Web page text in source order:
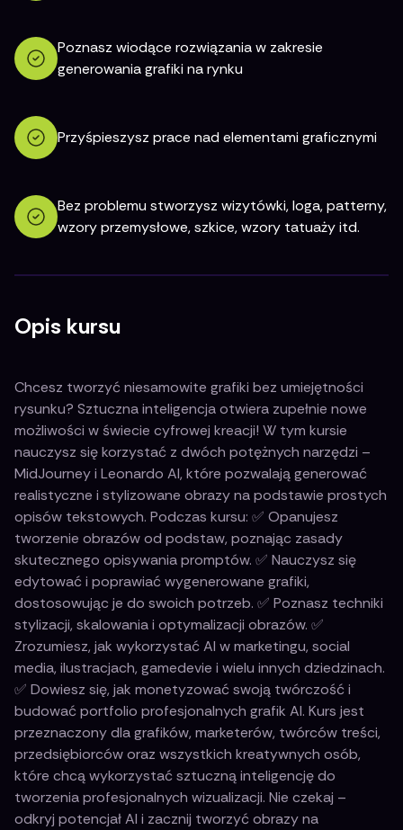
Poznasz wiodące rozwiązania w zakresie
generowania grafiki na rynku
Przyśpieszysz prace nad elementami graficznymi
Bez problemu stworzysz wizytówki, loga, patterny,
wzory przemysłowe, szkice, wzory tatuaży itd.
Opis kursu
Chcesz tworzyć niesamowite grafiki bez umiejętności
rysunku? Sztuczna inteligencja otwiera zupełnie nowe
możliwości w świecie cyfrowej kreacji! W tym kursie
nauczysz się korzystać z dwóch potężnych narzędzi –
MidJourney i Leonardo AI, które pozwalają generować
realistyczne i stylizowane obrazy na podstawie prostych
opisów tekstowych. Podczas kursu: ✅ Opanujesz
tworzenie obrazów od podstaw, poznając zasady
skutecznego opisywania promptów. ✅ Nauczysz się
edytować i poprawiać wygenerowane grafiki,
dostosowując je do swoich potrzeb. ✅ Poznasz techniki
stylizacji, skalowania i optymalizacji obrazów. ✅
Zrozumiesz, jak wykorzystać AI w marketingu, social
media, ilustracjach, gamedevie i wielu innych dziedzinach.
✅ Dowiesz się, jak monetyzować swoją twórczość i
budować portfolio profesjonalnych grafik AI. Kurs jest
przeznaczony dla grafików, marketerów, twórców treści,
przedsiębiorców oraz wszystkich kreatywnych osób,
które chcą wykorzystać sztuczną inteligencję do
tworzenia profesjonalnych wizualizacji. Nie czekaj –
odkryj potencjał AI i zacznij tworzyć obrazy na